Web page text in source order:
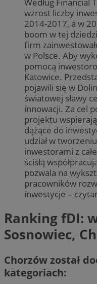
wzrost liczby
2014-2017, a w
boom w tej
firm
w Polsce. Aby
pomocą
Katowice.
pojawili się w
światowej sławy
innowacji. Za cel
projektu
dążące do
udział w
inwestorami z
ścisłą
pozwala na
pracowników
inwestycje –
Ranking fDI:
Sosnowiec,
Chorzów został
kategoriach: